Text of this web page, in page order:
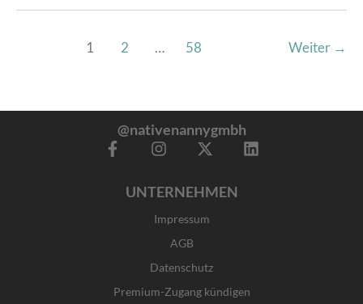
1 2 … 58 Weiter →
@nativenannygmbh
F
f
I
t
a
g
a
m
X
w
i
t
e
r
L
UNTERNEHMEN
Impressum
AGB
Datenschutz
Premium-Zugang kündigen